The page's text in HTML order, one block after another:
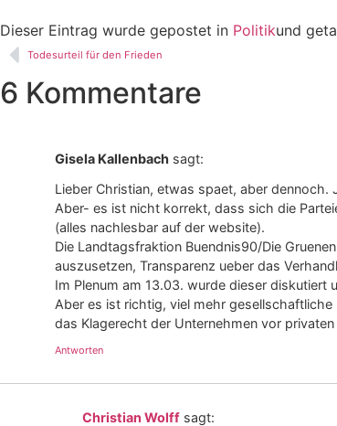
Dieser Eintrag wurde gepostet in Politikund
Todesurteil für den Frieden
6 Kommentare
Gisela Kallenbach sagt:
Lieber Christian, etwas spaet, aber
Aber- es ist nicht korrekt, dass sich die
(alles nachlesbar auf der website).
Die Landtagsfraktion Buendnis90/Die
auszusetzen, Transparenz ueber das
Im Plenum am 13.03. wurde dieser diskutiert
Aber es ist richtig, viel mehr
das Klagerecht der Unternehmen vor
Antworten
Christian Wolff sagt: